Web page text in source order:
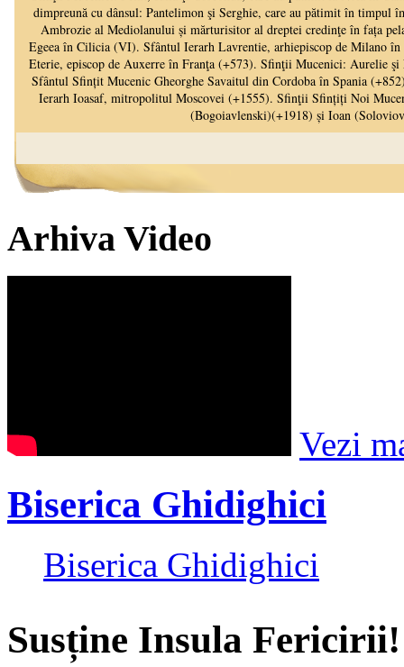
Arhiva Video
Vezi
Biserica Ghidighici
Biserica Ghidighici
Susține Insula Fericirii!